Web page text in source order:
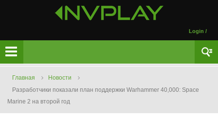
Login /
Главная
Новости
Разработчики показали план поддержки Warhammer 40,000: Space
Marine 2 на второй год